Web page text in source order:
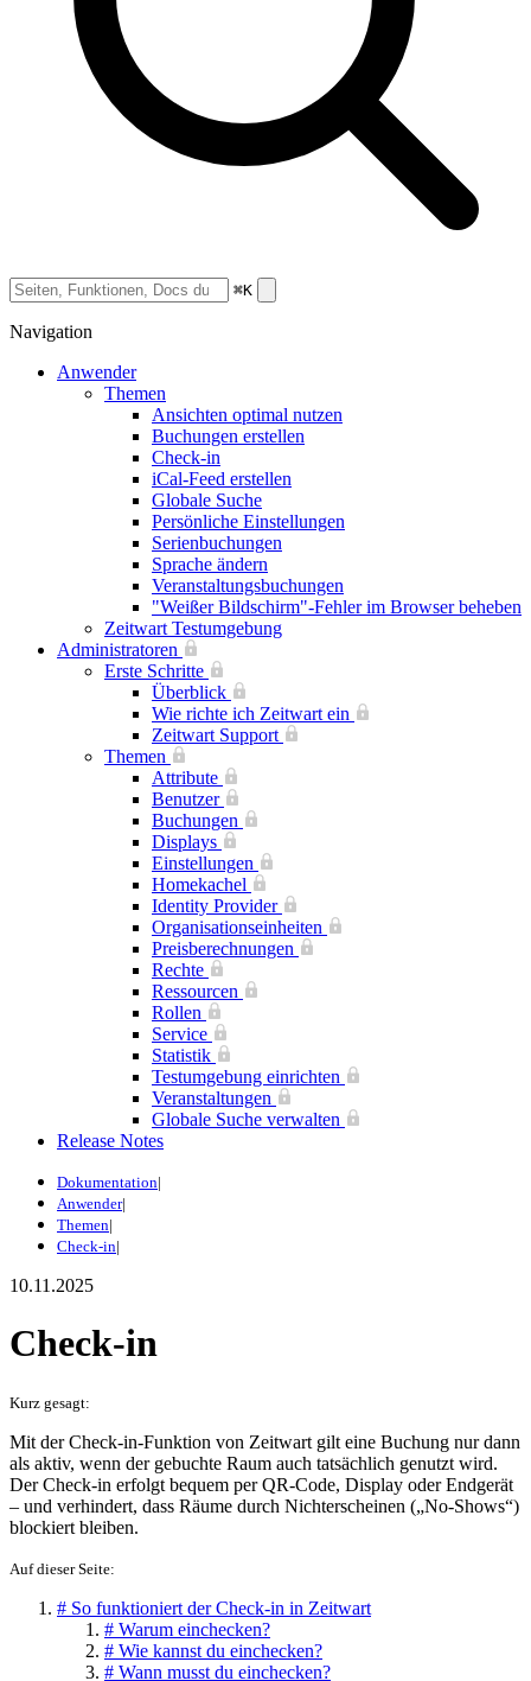
⌘K
Navigation
Anwender
Themen
Ansichten optimal nutzen
Buchungen erstellen
Check-in
iCal-Feed erstellen
Globale Suche
Persönliche Einstellungen
Serienbuchungen
Sprache ändern
Veranstaltungsbuchungen
"Weißer Bildschirm"-Fehler im Browser beheben
Zeitwart Testumgebung
Administratoren
Erste Schritte
Überblick
Wie richte ich Zeitwart ein
Zeitwart Support
Themen
Attribute
Benutzer
Buchungen
Displays
Einstellungen
Homekachel
Identity Provider
Organisationseinheiten
Preisberechnungen
Rechte
Ressourcen
Rollen
Service
Statistik
Testumgebung einrichten
Veranstaltungen
Globale Suche verwalten
Release Notes
Dokumentation|
Anwender|
Themen|
Check-in|
10.11.2025
Check-in
Kurz gesagt:
Mit der Check-in-Funktion von Zeitwart gilt eine Buchung nur dann
als aktiv, wenn der gebuchte Raum auch tatsächlich genutzt wird.
Der Check-in erfolgt bequem per QR-Code, Display oder Endgerät
– und verhindert, dass Räume durch Nichterscheinen („No-Shows“)
blockiert bleiben.
Auf dieser Seite:
# So funktioniert der Check-in in Zeitwart
# Warum einchecken?
# Wie kannst du einchecken?
# Wann musst du einchecken?